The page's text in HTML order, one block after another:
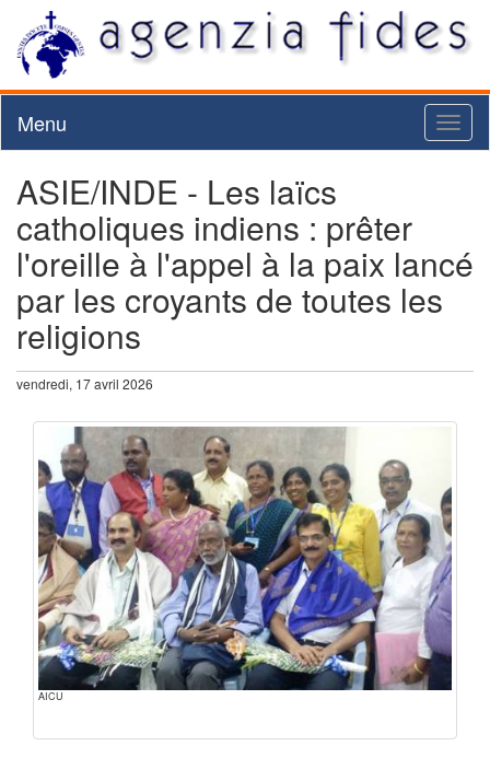
Menu
ASIE/INDE - Les laïcs
catholiques indiens : prêter
l'oreille à l'appel à la paix lancé
par les croyants de toutes les
religions
vendredi, 17 avril 2026
AICU